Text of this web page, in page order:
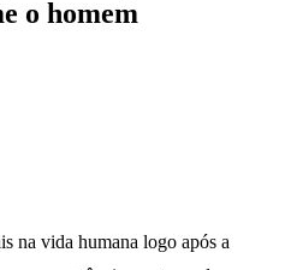
o homem
na vida humana logo após a